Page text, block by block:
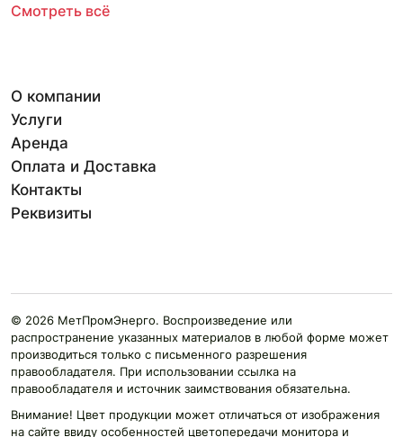
Смотреть всё
О компании
Услуги
Аренда
Оплата и Доставка
Контакты
Реквизиты
© 2026 МетПромЭнерго. Воспроизведение или
распространение указанных материалов в любой форме может
производиться только с письменного разрешения
правообладателя. При использовании ссылка на
правообладателя и источник заимствования обязательна.
Внимание! Цвет продукции может отличаться от изображения
на сайте ввиду особенностей цветопередачи монитора и